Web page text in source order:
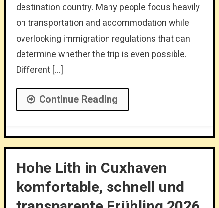
destination country. Many people focus heavily
on transportation and accommodation while
overlooking immigration regulations that can
determine whether the trip is even possible.
Different […]
Continue Reading
Hohe Lith in Cuxhaven
komfortable, schnell und